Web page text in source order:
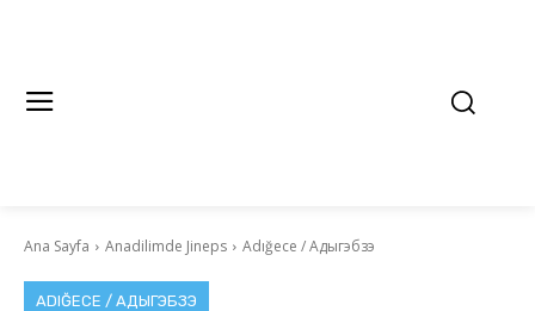
Ana Sayfa Anadilimde Jineps Adığece / Адыгэбзэ
ADIĞECE / АДЫГЭБЗЭ